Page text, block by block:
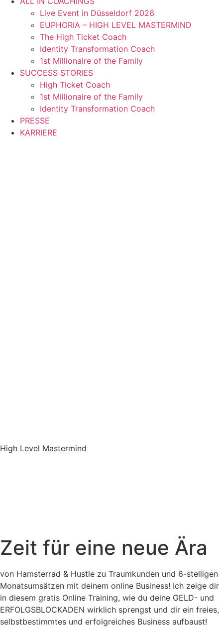
Live Event in Düsseldorf 2026
EUPHORIA – HIGH LEVEL MASTERMIND
The High Ticket Coach
Identity Transformation Coach
1st Millionaire of the Family
SUCCESS STORIES
High Ticket Coach
1st Millionaire of the Family
Identity Transformation Coach
PRESSE
KARRIERE
High Level Mastermind
Zeit für eine neue Ära
von Hamsterrad & Hustle zu Traumkunden und 6-stelligen
Monatsumsätzen mit deinem online Business! Ich zeige dir
in diesem gratis Online Training, wie du deine GELD- und
ERFOLGSBLOCKADEN wirklich sprengst und dir ein freies,
selbstbestimmtes und erfolgreiches Business aufbaust!